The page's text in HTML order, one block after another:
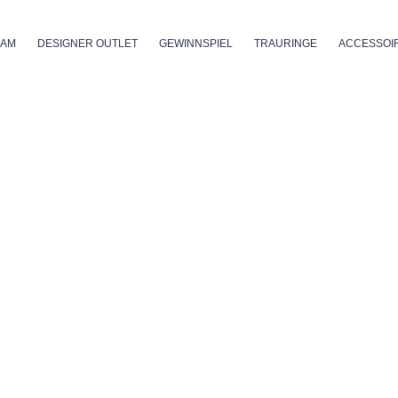
DESIGNER OUTLET GEWINNSPIEL TRAURINGE